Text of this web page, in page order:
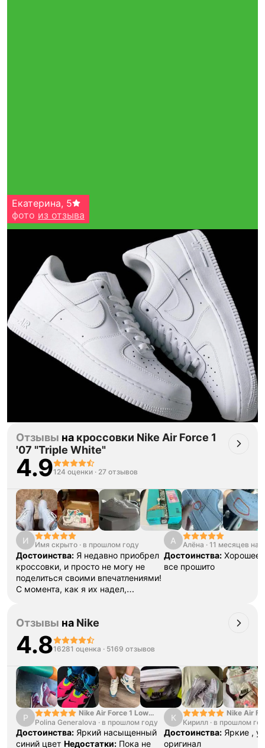
Тройная гарантия
оригинальности
Товар сертифицирован и опломбирован.
Проверяем на оригинальность
по 16 параметрам.
Если придёт подделка — вернём деньги
в трёхкратном размере.
Как мы провеяем товары
Екатерина, 5
фото из отзыва
Отзывы на кроссовки Nike Air Force 1
'07 "Triple White"
4.9124 оценки · 27 отзывов
И Имя скрыто · в прошлом году
Достоинства: Я недавно приобрел
кроссовки, и просто не могу не
поделиться своими впечатлениями!
С момента, как я их надел,
ноге, не натирают и позволяют
долго находиться на ногах без
усталости. Дизайн этих кроссовок
также радует глаз: современный и
стильный, они подходят как для
тренировок, так и для
повседневной носки. Можно смело
комбинировать их с различной
одеждой – от спортивных штанов
до джинсов. Цветовая гамма
разнообразная, что позволяет
А Алёна · 11 месяцев
Достоинства: Хорошее
все прошито
Отзывы на Nike
4.816281 оценка · 5169 отзывов
P
Nike Air Force 1 Low
College Pack White
Blue
Polina Generalova · в прошлом году
Достоинства: Яркий насыщенный
синий цвет Недостатки: Пока не
К
Nike Air
Yellow
Кирилл · в прошлом
Достоинства: Яркие ,
оригинал